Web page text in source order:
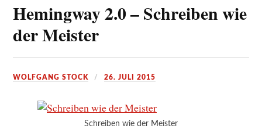
Hemingway 2.0 – Schreiben wie
der Meister
WOLFGANG STOCK 26. JULI 2015
Schreiben wie der Meister